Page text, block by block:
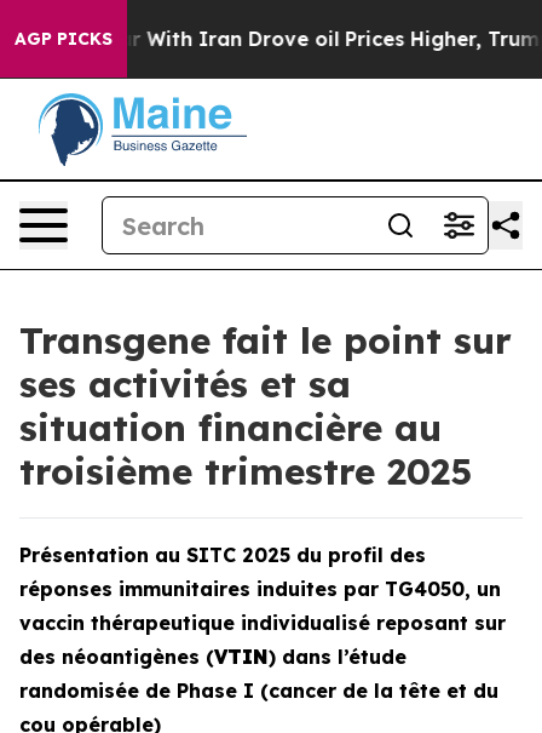
AGP PICKS
war With Iran Drove oil Prices Higher, Trump Gave
Transgene fait le point sur
ses activités et sa
situation financière au
troisième trimestre 2025
Présentation au SITC 2025 du profil des
réponses immunitaires induites par TG4050, un
vaccin thérapeutique individualisé reposant sur
des néoantigènes (VTIN) dans l’étude
randomisée de Phase I (cancer de la tête et du
cou opérable)